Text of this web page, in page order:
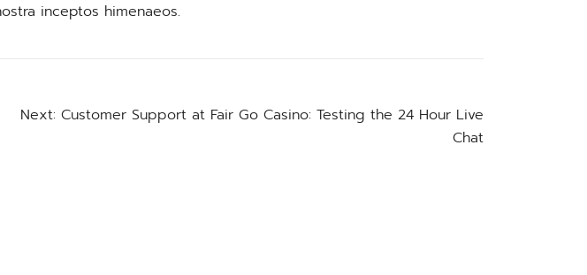
inceptos himenaeos.
Next: Customer Support at Fair Go Casino: Testing the 24 Hour Live
Chat